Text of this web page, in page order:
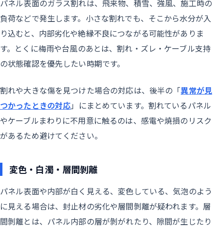
パネル表面のガラス割れは、飛来物、積雪、強風、施工時の
負荷などで発生します。小さな割れでも、そこから水分が入
り込むと、内部劣化や絶縁不良につながる可能性がありま
す。とくに梅雨や台風のあとは、割れ・ズレ・ケーブル支持
の状態確認を優先したい時期です。
割れや大きな傷を見つけた場合の対応は、後半の「異常が見
つかったときの対応」にまとめています。割れているパネル
やケーブルまわりに不用意に触るのは、感電や焼損のリスク
があるため避けてください。
変色・白濁・層間剝離
パネル表面や内部が白く見える、変色している、気泡のよう
に見える場合は、封止材の劣化や層間剝離が疑われます。層
間剝離とは、パネル内部の層が剝がれたり、隙間が生じたり